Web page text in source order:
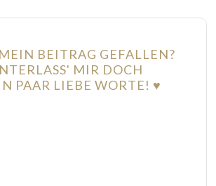
BEITRAG GEFALLEN?
MIR DOCH
PAAR LIEBE WORTE! ♥